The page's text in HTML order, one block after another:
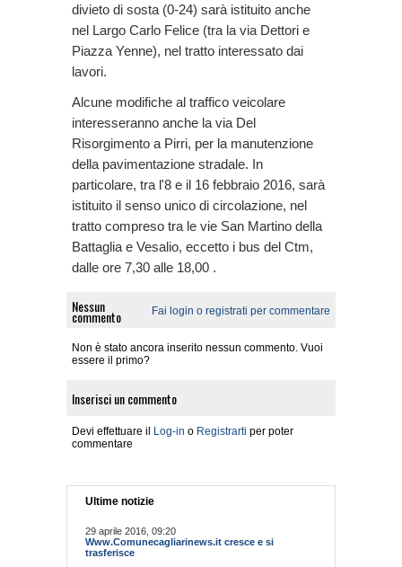
divieto di sosta (0-24) sarà istituito anche
nel Largo Carlo Felice (tra la via Dettori e
Piazza Yenne), nel tratto interessato dai
lavori.
Alcune modifiche al traffico veicolare
interesseranno anche la via Del
Risorgimento a Pirri, per la manutenzione
della pavimentazione stradale. In
particolare, tra l'8 e il 16 febbraio 2016, sarà
istituito il senso unico di circolazione, nel
tratto compreso tra le vie San Martino della
Battaglia e Vesalio, eccetto i bus del Ctm,
dalle ore 7,30 alle 18,00 .
Nessun
commento Fai login o registrati per commentare
Non è stato ancora inserito nessun commento. Vuoi
essere il primo?
Inserisci un commento
Devi effettuare il Log-in o Registrarti per poter
commentare
Ultime notizie
29 aprile 2016, 09:20
Www.Comunecagliarinews.it cresce e si
trasferisce